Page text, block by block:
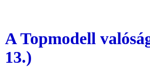
A Topmodell
13.)